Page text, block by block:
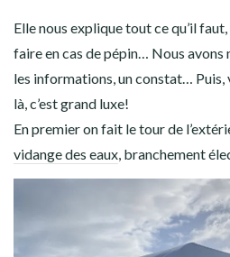
Elle nous explique tout ce qu’il
faire en cas de pépin… Nous avons
les informations, un constat… Puis,
là, c’est grand luxe!
En premier on fait le tour de
vidange des eaux , branchement